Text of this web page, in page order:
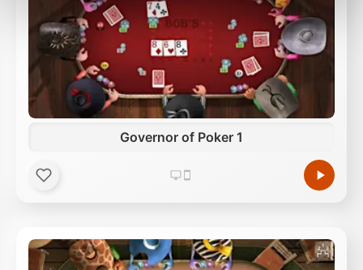
Außerdem geben wir Informationen zu Ihrer
Verwendung unserer Website an unsere Partner für
soziale Medien, Werbung und Analysen weiter.
Unsere Partner führen diese Informationen
möglicherweise mit weiteren Daten zusammen, die
Sie ihnen bereitgestellt haben oder die sie im Rahmen
Governor of Poker 1